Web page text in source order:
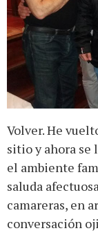
Volver. He
sitio y ahora se
el ambiente
saluda
camareras, en
conversación